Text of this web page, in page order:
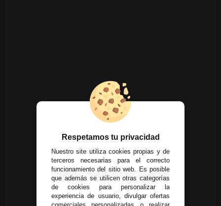
Respetamos tu privacidad
Nuestro site utiliza cookies propias y de
terceros necesarias para el correcto
funcionamiento del sitio web. Es posible
que además se utilicen otras categorías
de cookies para personalizar la
experiencia de usuario, divulgar ofertas